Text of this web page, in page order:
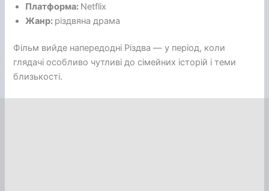
Платформа: Netflix
Жанр: різдвяна драма
Фільм вийде напередодні Різдва — у період, коли
глядачі особливо чутливі до сімейних історій і теми
близькості.